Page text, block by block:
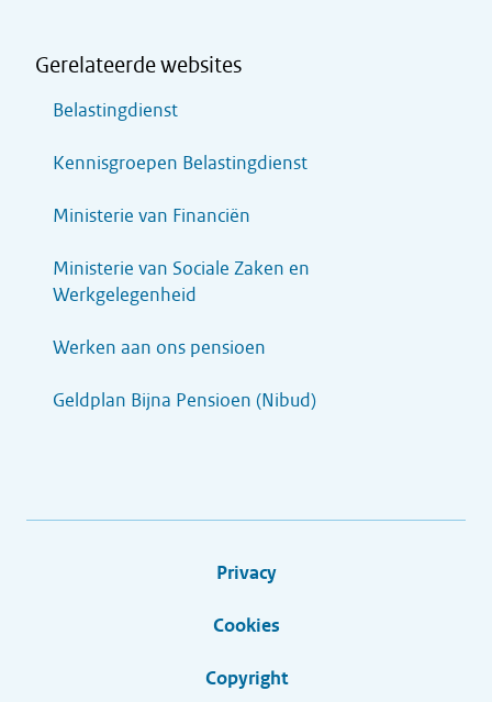
Gerelateerde websites
Belastingdienst
Kennisgroepen Belastingdienst
Ministerie van Financiën
Ministerie van Sociale Zaken en
Werkgelegenheid
Werken aan ons pensioen
Geldplan Bijna Pensioen (Nibud)
Privacy
Cookies
Copyright